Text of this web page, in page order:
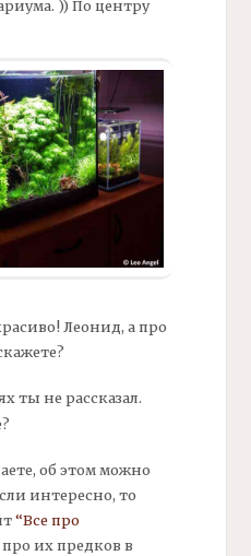
)) По центру
Леонид, а про
ты не рассказал.
об этом можно
интересно, то
“Все про
их предков в